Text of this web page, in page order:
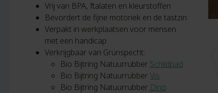
Vrij van BPA, ftalaten en kleurstoffen
Bevordert de fijne motoriek en de tastzin
Verpakt in werkplaatsen voor mensen
met een handicap
Verkrijgbaar van Grünspecht:
Bio Bijtring Natuurrubber Schildpad
Bio Bijtring NatuurrubberVis
Bio Bijtring Natuurrubber Dino